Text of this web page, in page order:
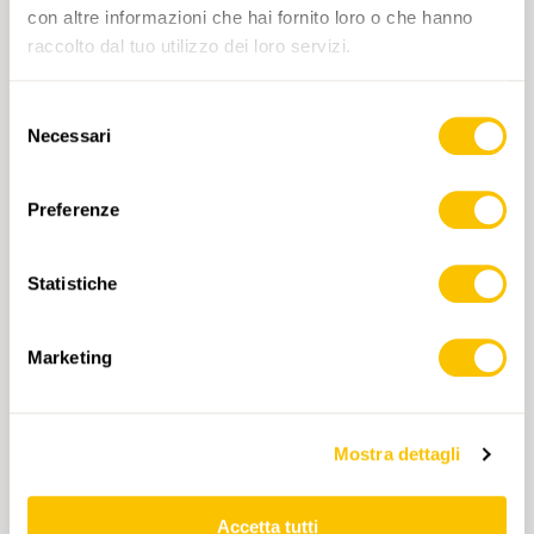
con altre informazioni che hai fornito loro o che hanno
raccolto dal tuo utilizzo dei loro servizi.
delNecessari
Preferenze
Statistiche
Marketing
Mostra dettagli
Accetta tutti
COMPLEANNO
Verifica Anti-Robot